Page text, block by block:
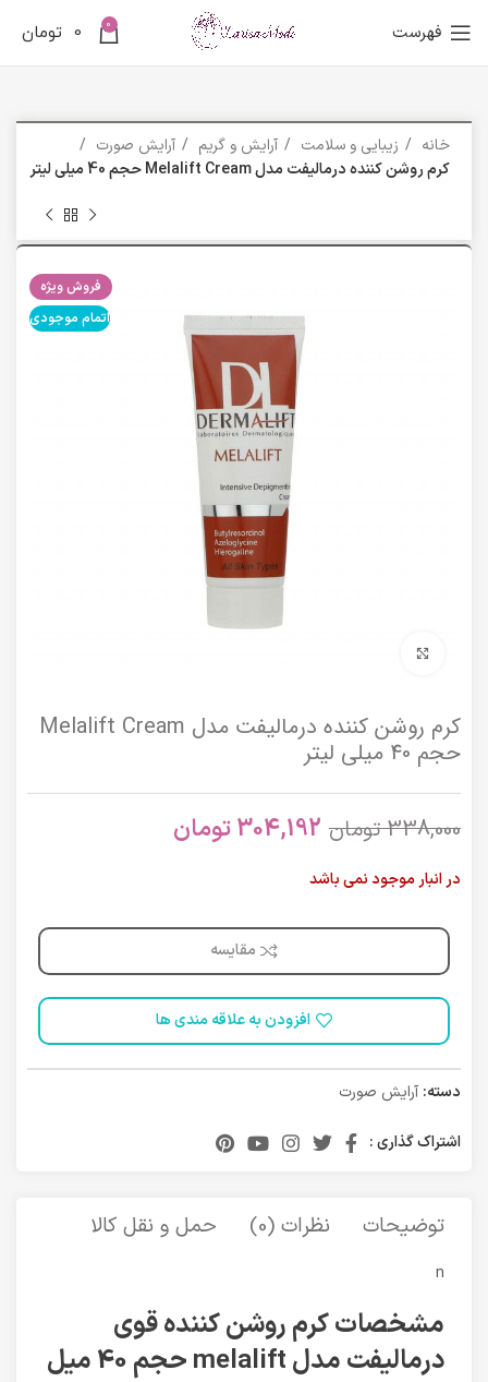
فهرست 0
0 تومان
خانه زیبایی و سلامت آرایش و گریم
آرایش صورت
کرم روشن کننده درمالیفت مدل Melalift Cream حجم 40 میلی لیتر
فروش ویژه
اتمام موجودی
کرم روشن کننده درمالیفت مدل Melalift Cream
حجم 40 میلی لیتر
338,000 تومان 304,192تومان
در انبار موجود نمی باشد
مقایسه
افزودن به علاقه مندی ها
دسته: آرایش صورت
اشتراک گذاری :
توضیحات نظرات (0) حمل و نقل کالا
n
مشخصات کرم روشن کننده قوی
درمالیفت مدل melalift حجم 40 میل